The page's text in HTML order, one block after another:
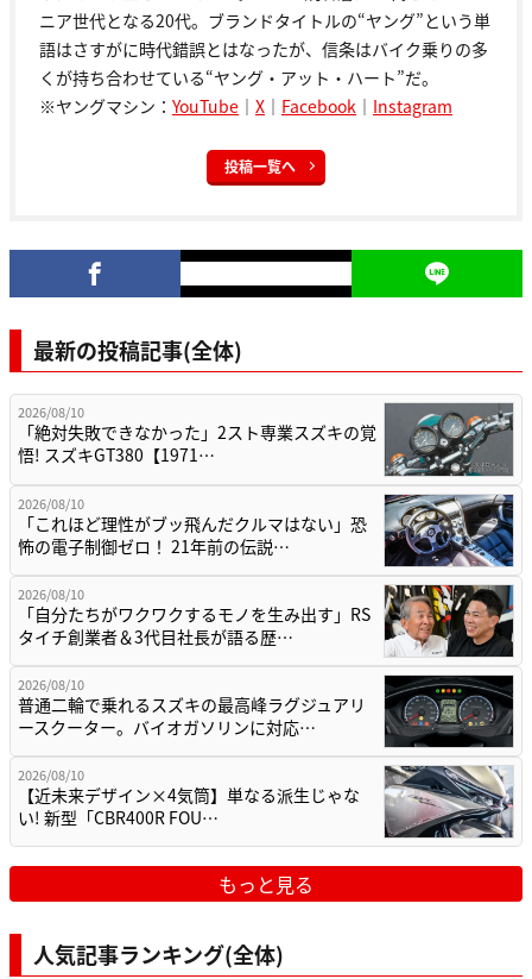
ニア世代となる20代。ブランドタイトルの“ヤング”という単
語はさすがに時代錯誤とはなったが、信条はバイク乗りの多
くが持ち合わせている“ヤング・アット・ハート”だ。
※ヤングマシン： YouTube ｜ X ｜ Facebook ｜ Instagram
投稿一覧へ
最新の投稿記事(全体)
2026/08/10
「絶対失敗できなかった」2スト専業スズキの覚
悟! スズキGT380【1971…
2026/08/10
「これほど理性がブッ飛んだクルマはない」恐
怖の電子制御ゼロ！ 21年前の伝説…
2026/08/10
「自分たちがワクワクするモノを生み出す」RS
タイチ創業者＆3代目社長が語る歴…
2026/08/10
普通二輪で乗れるスズキの最高峰ラグジュアリ
ースクーター。バイオガソリンに対応…
2026/08/10
【近未来デザイン×4気筒】単なる派生じゃな
い! 新型「CBR400R FOU…
もっと見る
人気記事ランキング(全体)